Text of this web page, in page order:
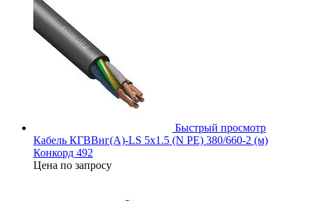
Быстрый просмотр
Кабель КГВВнг(А)-LS 5х1.5 (N PE) 380/660-2 (м)
Конкорд 492
Цена по запросу